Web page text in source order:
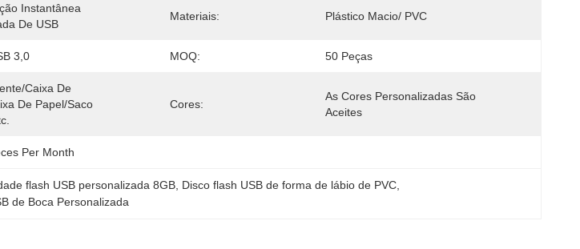
Instantânea
De USB
Materiais: Plástico Macio/ PVC
3,0 MOQ: 50 Peças
caixa De
De Papel/saco
Cores:
As Cores Personalizadas São
Aceites
Per Month
flash USB personalizada 8GB Disco flash USB de forma de lábio de PVC
de Boca Personalizada